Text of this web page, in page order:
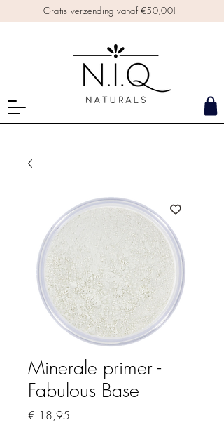
Gratis verzending vanaf €50,00!
Minerale primer -
Fabulous Base
€ 18,95